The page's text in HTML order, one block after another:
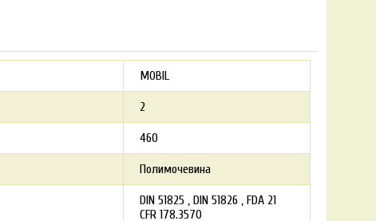
MOBIL
2
460
Полимочевина
DIN 51825 DIN 51826
FDA 21
CFR 178.3570